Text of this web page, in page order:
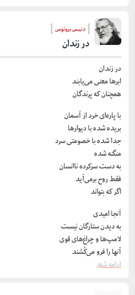
دنیس بروتوس
در زندان
در زندان
ابرها معنی می‌یابند
همچنان که پرندگان
با پاره‌ای خرد از آسمان
بریده شده با دیوارها
جدا شده با خصومتی سرد
منگنه شده
به دست سرکرده ناانسان
فقط روح برمی‌آید
اگر که بتواند
آنجا امیدی
به دیدن ستارگان نیست
لامپ‌ها و چراغ‌های قوی
آنها را فرو می‌کُشند
ادامه شعر